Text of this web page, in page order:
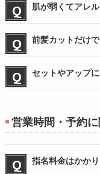
肌が弱くてアレ
前髪カットだけ
セットやアップ
営業時間・予約
指名料金はかか